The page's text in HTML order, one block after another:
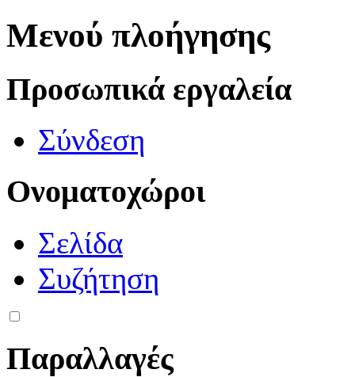
Μενού πλοήγησης
Προσωπικά εργαλεία
Σύνδεση
Ονοματοχώροι
Σελίδα
Συζήτηση
Παραλλαγές